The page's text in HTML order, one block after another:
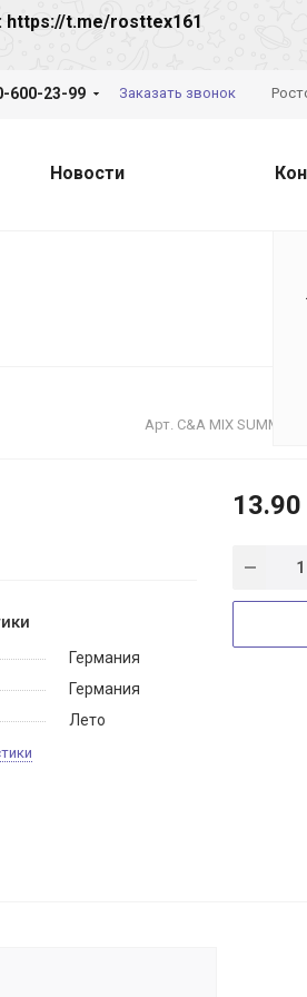
https://t.me/rosttex161
600-23-99 Заказать звонок
Новости
Арт. C&A MIX SUMMER
Германия
Германия
Лето
13.90